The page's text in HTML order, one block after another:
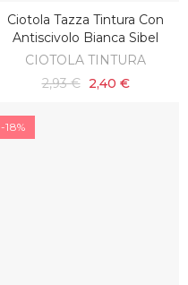
SCOPRI
Ciotola Tazza Tintura Con
Antiscivolo Bianca Sibel
CIOTOLA TINTURA
2,93 € 2,40 €
-18%